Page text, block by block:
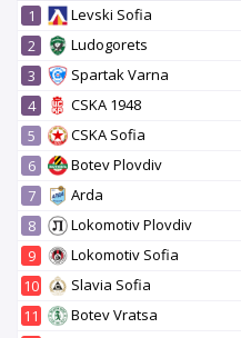
1 Levski Sofia
2
Ludogorets
3
Spartak Varna
4
CSKA 1948
5
CSKA Sofia
6
Botev Plovdiv
7
Arda
8
Lokomotiv Plovdiv
9
Lokomotiv Sofia
10
Slavia Sofia
11
Botev Vratsa